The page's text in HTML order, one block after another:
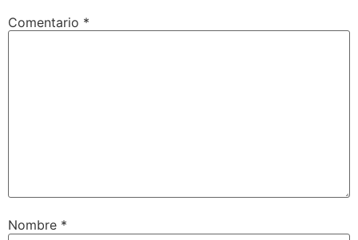
Comentario *
Nombre *